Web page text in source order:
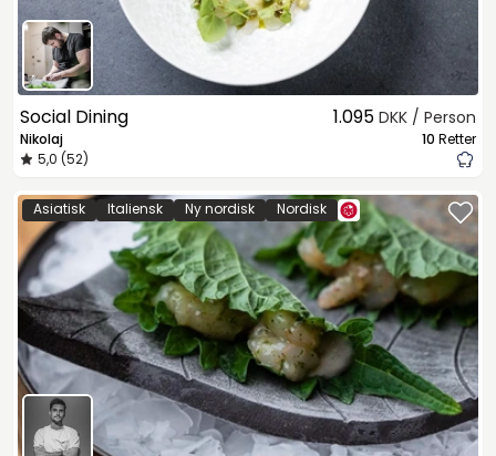
Social Dining
Nikolaj
5,0 (52)
1.095 DKK / Person
10 Retter
Asiatisk Italiensk Ny nordisk Nordisk